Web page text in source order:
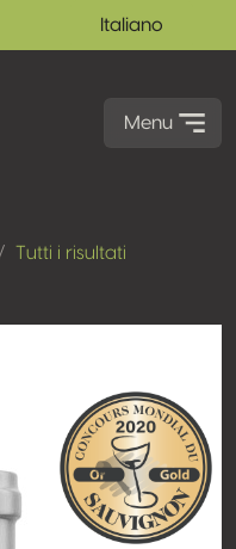
Italiano
Menu
Tutti i risultati